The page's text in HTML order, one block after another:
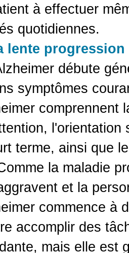
à effectuer
quotidiennes.
lente
débute
symptômes
comprennent
l'orientation
terme, ainsi que
la maladie
et la
commence à
accomplir des
mais elle est